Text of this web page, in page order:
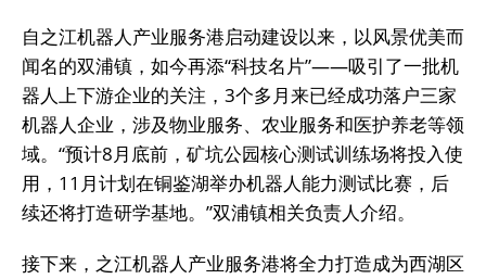
自之江机器人产业服务港启动建设以来，以风景优美而
闻名的双浦镇，如今再添“科技名片”——吸引了一批机
器人上下游企业的关注，3个多月来已经成功落户三家
机器人企业，涉及物业服务、农业服务和医护养老等领
域。“预计8月底前，矿坑公园核心测试训练场将投入使
用，11月计划在铜鉴湖举办机器人能力测试比赛，后
续还将打造研学基地。”双浦镇相关负责人介绍。
接下来，之江机器人产业服务港将全力打造成为西湖区